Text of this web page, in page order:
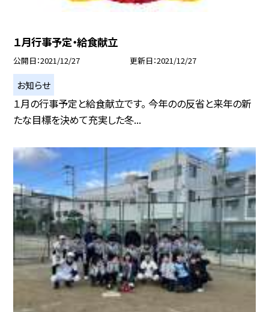
１月行事予定・給食献立
公開日 2021/12/27 更新日 2021/12/27
お知らせ
１月の行事予定と給食献立です。 今年のの反省と来年の新
たな目標を決めて充実した冬...